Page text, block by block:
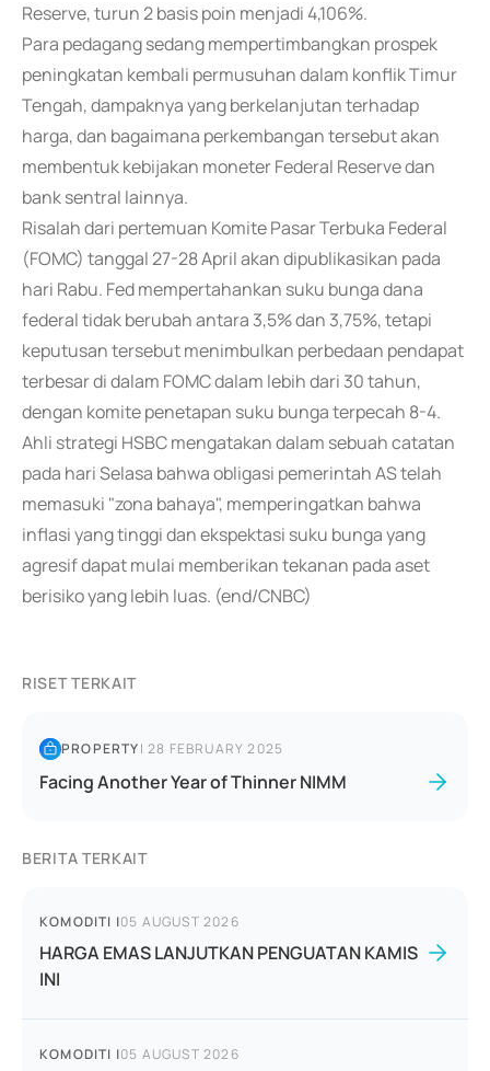
Reserve, turun 2 basis poin menjadi 4,106%.
Para pedagang sedang mempertimbangkan prospek
peningkatan kembali permusuhan dalam konflik Timur
Tengah, dampaknya yang berkelanjutan terhadap
harga, dan bagaimana perkembangan tersebut akan
membentuk kebijakan moneter Federal Reserve dan
bank sentral lainnya.
Risalah dari pertemuan Komite Pasar Terbuka Federal
(FOMC) tanggal 27-28 April akan dipublikasikan pada
hari Rabu. Fed mempertahankan suku bunga dana
federal tidak berubah antara 3,5% dan 3,75%, tetapi
keputusan tersebut menimbulkan perbedaan pendapat
terbesar di dalam FOMC dalam lebih dari 30 tahun,
dengan komite penetapan suku bunga terpecah 8-4.
Ahli strategi HSBC mengatakan dalam sebuah catatan
pada hari Selasa bahwa obligasi pemerintah AS telah
memasuki "zona bahaya", memperingatkan bahwa
inflasi yang tinggi dan ekspektasi suku bunga yang
agresif dapat mulai memberikan tekanan pada aset
berisiko yang lebih luas. (end/CNBC)
RISET TERKAIT
PROPERTY|28 FEBRUARY 2025
Facing Another Year of Thinner NIMM
BERITA TERKAIT
KOMODITI |05 AUGUST 2026
HARGA EMAS LANJUTKAN PENGUATAN KAMIS
INI
KOMODITI |05 AUGUST 2026